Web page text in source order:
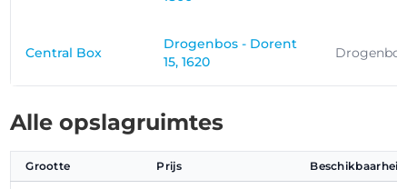
Central Box
Drogenbos - Dorent
15, 1620
Drogenbos
Alle opslagruimtes
Grootte Prijs Beschikbaarheid